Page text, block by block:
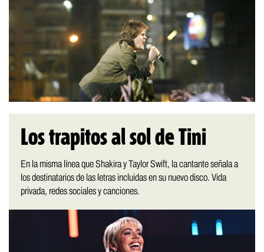
Los trapitos al sol de Tini
En la misma línea que Shakira y Taylor Swift, la cantante señala a
los destinatarios de las letras incluidas en su nuevo disco. Vida
privada, redes sociales y canciones.